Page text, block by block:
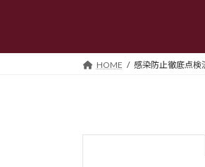
HOME 感染防止徹底点検